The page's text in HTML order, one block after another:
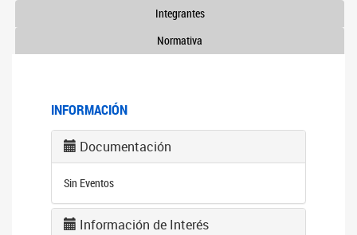
Integrantes
Normativa
INFORMACIÓN
Documentación
Sin Eventos
Información de Interés